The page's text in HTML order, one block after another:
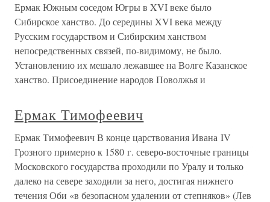
Ермак Южным соседом Югры в XVI веке было
Сибирское ханство. До середины XVI века между
Русским государством и Сибирским ханством
непосредственных связей, по-видимому, не было.
Установлению их мешало лежавшее на Волге Казанское
ханство. Присоединение народов Поволжья и
Ермак Тимофеевич
Ермак Тимофеевич В конце царствования Ивана IV
Грозного примерно к 1580 г. северо-восточные границы
Московского государства проходили по Уралу и только
далеко на севере заходили за него, достигая нижнего
течения Оби «в безопасном удалении от степняков» (Лев